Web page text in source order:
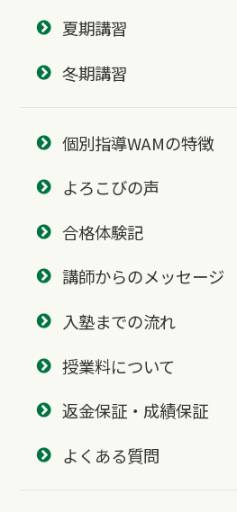
夏期講習
冬期講習
個別指導WAMの特徴
よろこびの声
合格体験記
講師からのメッセージ
入塾までの流れ
授業料について
返金保証・成績保証
よくある質問